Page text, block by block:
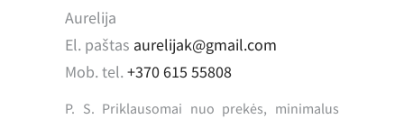
Aurelija
El. paštas aurelijak@gmail.com
Mob. tel.+370 615 55808
P. S. Priklausomai nuo prekės, minimalus